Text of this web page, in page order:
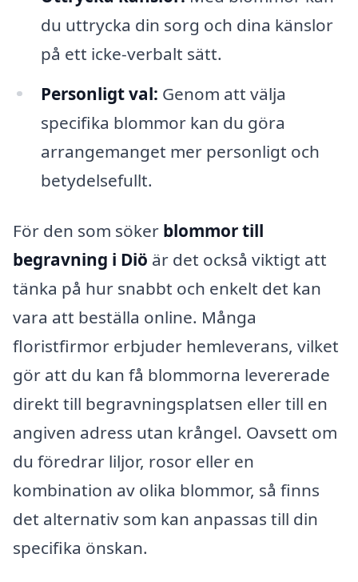
du uttrycka din sorg och dina känslor
på ett icke-verbalt sätt.
Personligt val: Genom att välja
specifika blommor kan du göra
arrangemanget mer personligt och
betydelsefullt.
För den som söker blommor till
begravning i Diö är det också viktigt att
tänka på hur snabbt och enkelt det kan
vara att beställa online. Många
floristfirmor erbjuder hemleverans, vilket
gör att du kan få blommorna levererade
direkt till begravningsplatsen eller till en
angiven adress utan krångel. Oavsett om
du föredrar liljor, rosor eller en
kombination av olika blommor, så finns
det alternativ som kan anpassas till din
specifika önskan.